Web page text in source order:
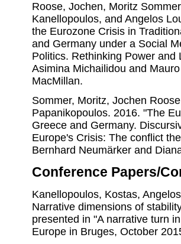
Roose, Jochen, Moritz
Kanellopoulos, and Angelos
the Eurozone Crisis in
and Germany under a Social
Politics. Rethinking Power
Asimina Michailidou and
MacMillan.
Sommer, Moritz, Jochen
Papanikopoulos. 2016. "The
Greece and Germany.
Europe's Crisis: The conflict
Bernhard Neumärker and
Conference Papers/
Kanellopoulos, Kostas,
Narrative dimensions of
presented in "A narrative turn
Europe in Bruges, October